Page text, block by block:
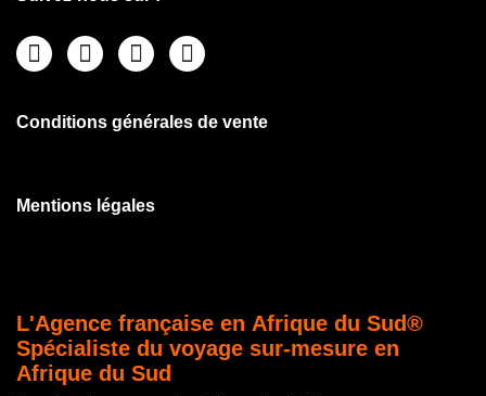
Conditions générales de vente
Mentions légales
L'Agence française en Afrique du Sud®
Spécialiste du voyage sur-mesure en
Afrique du Sud